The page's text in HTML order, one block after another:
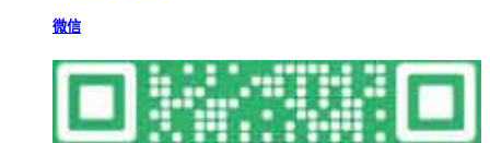
微信